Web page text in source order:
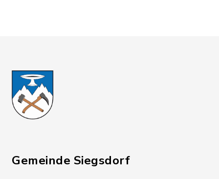
Gemeinde Siegsdorf